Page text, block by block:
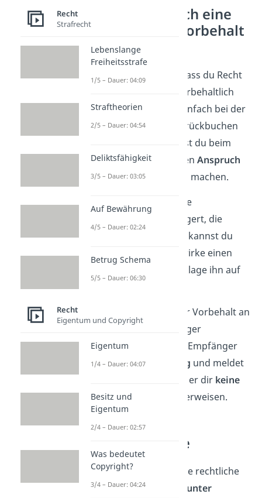
Wie bekomme ich eine
Zahlung unter Vorbehalt
zurück?
Wenn später klar wird, dass du Recht
hattest, kannst du die vorbehaltlich
erfolgte Zahlung
einfach bei der
Bankwiderrufen
und zurückbuchen
lassen. Stattdessen musst du beim
Zahlungsempfänger einen Anspruch
auf Rückzahlung
geltend machen.
Wenn sich der scheinbare
Zahlungsempfänger weigert, die
Summe zurückzuzahlen, kannst du
gegen ihn vorgehen. Erwirke einen
oder verklage ihn auf
Rückzahlung
Pass bei Zahlungen unter Vorbehalt an
finanzschwache
Empfänger
besonders auf: Wird der Empfänger
nämlichzahlungsunfähig und meldet
an, dann kann er dir keine
Zahlung mehr zurücküberweisen.
Rechtsgeschäfte
Klasse! Jetzt kennst du die rechtliche
Bedeutung vom Zusatz
„unter
Recht
Strafrecht
Lebenslange
Freiheitsstrafe
1/5 – Dauer: 04:09
Straftheorien
2/5 – Dauer: 04:54
Deliktsfähigkeit
3/5 – Dauer: 03:05
Auf Bewährung
4/5 – Dauer: 02:24
Betrug Schema
5/5 – Dauer: 06:30
Recht
Eigentum und Copyright
Eigentum
1/4 – Dauer: 04:07
Besitz und
Eigentum
2/4 – Dauer: 02:57
Was bedeutet
Copyright?
3/4 – Dauer: 04:24